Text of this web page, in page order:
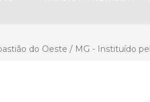
do Oeste / MG - Instituído